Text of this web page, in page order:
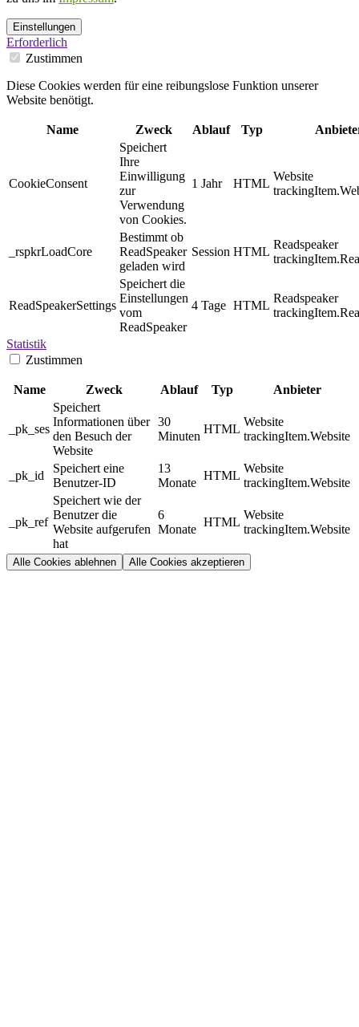
Einstellungen
Erforderlich
Zustimmen
Diese Cookies werden für eine reibungslose Funktion unserer
Website benötigt.
Name Zweck Ablauf Typ
CookieConsent
Speichert
Ihre
Einwilligung
zur
Verwendung
von Cookies.
1 Jahr HTML
Website
_rspkrLoadCore
Bestimmt ob
ReadSpeaker
geladen wird
Session HTML
Readspeaker
ReadSpeakerSettings
Speichert die
Einstellungen
vom
ReadSpeaker
4 Tage HTML
Readspeaker
Statistik
Zustimmen
Name Zweck Ablauf Typ Anbieter
_pk_ses
Speichert
Informationen über
den Besuch der
Website
30
Minuten
HTML
Website
trackingItem.Website
_pk_id
Speichert eine
Benutzer-ID
13
Monate
HTML
Website
trackingItem.Website
_pk_ref
Speichert wie der
Benutzer die
Website aufgerufen
hat
6
Monate
HTML
Website
trackingItem.Website
Alle Cookies ablehnen Alle Cookies akzeptieren